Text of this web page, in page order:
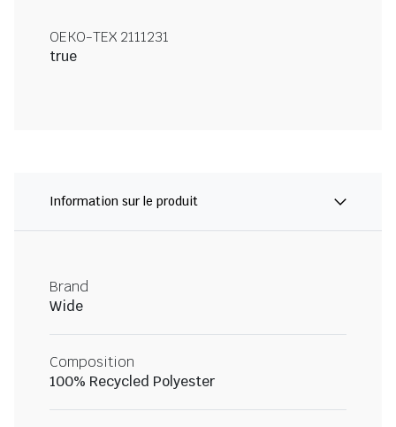
OEKO-TEX 2111231
true
Information sur le produit
Brand
Wide
Composition
100% Recycled Polyester